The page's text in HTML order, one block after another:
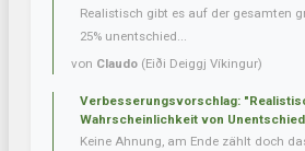
Realistisch gibt es auf der gesamten
25% unentschied...
von Claudo (Eiði Deiggj Víkingur)
Verbesserungsvorschlag:
Wahrscheinlichkeit von
Keine Ahnung, am Ende zählt doch